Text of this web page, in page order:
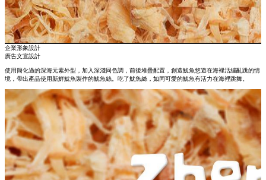
企業形象設計
廣告文宣設計
使用簡化過的深海元素外型，加入深淺同色調，前後堆疊配置，創造魷魚悠遊在海裡活繃亂跳的情
境，帶出產品使用新鮮魷魚製作的魷魚絲。吃了魷魚絲，如同可愛的魷魚有活力在海裡跳舞。